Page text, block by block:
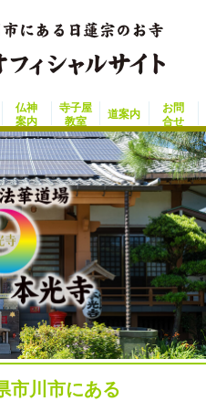
仏神
案内
寺子屋
教室
道案内
お問
合せ
市川市にある